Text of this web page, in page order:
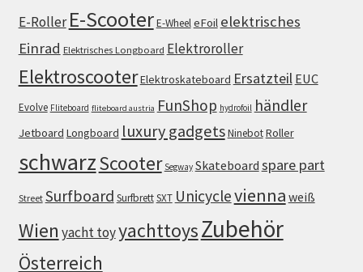
E-Roller E-ScooterE-WheeleFoil elektrisches
Einrad Elektrisches Longboard Elektroroller
ElektroscooterElektroskateboard Ersatzteil EUC
Evolve Fliteboard fliteboard austria FunShop hydrofoil händler
Jetboard Longboard luxury gadgetsNinebotRoller
schwarzScooter Segway Skateboard spare part
Street Surfboard SurfbrettSXT Unicyclevienna weiß
Wien yacht toyyachttoysZubehör
Österreich